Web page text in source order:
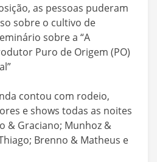
as pessoas puderam
sobre o cultivo de
sobre a “A
Puro de Origem (PO)
contou com rodeio,
e shows todas as noites
& Graciano; Munhoz &
Brenno & Matheus e